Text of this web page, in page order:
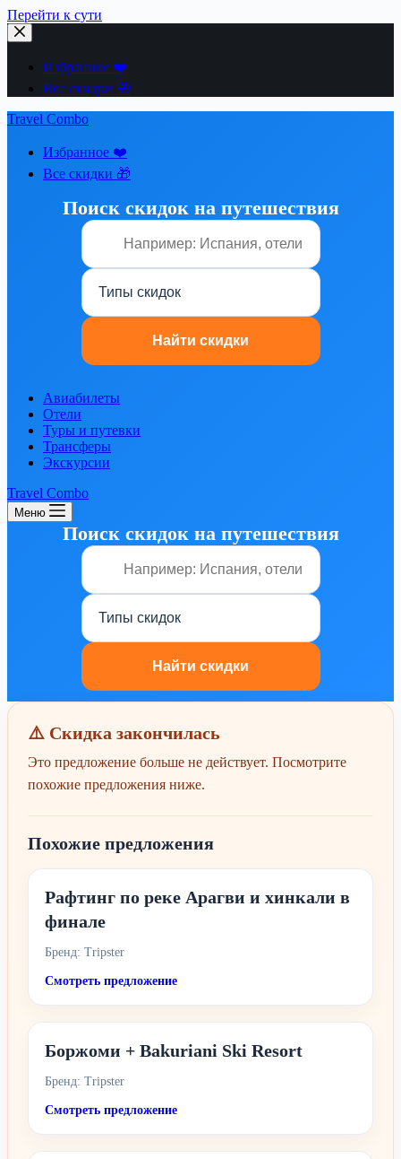
Перейти к сути
Избранное ❤️
Все скидки 🎁
Travel Combo
Избранное ❤️
Все скидки 🎁
Поиск скидок на путешествия
Авиабилеты
Отели
Туры и путевки
Трансферы
Экскурсии
Travel Combo
Меню
Поиск скидок на путешествия
⚠️ Скидка закончилась
Это предложение больше не действует. Посмотрите
похожие предложения ниже.
Похожие предложения
Рафтинг по реке Арагви и хинкали в
финале
Бренд: Tripster
Смотреть предложение
Боржоми + Bakuriani Ski Resort
Бренд: Tripster
Смотреть предложение